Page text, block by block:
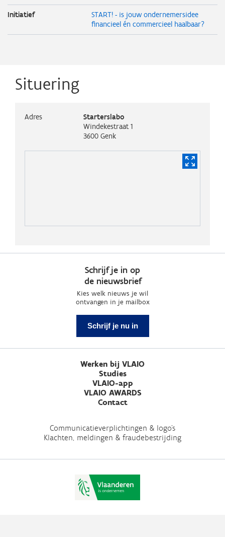
Initiatief
START! - is jouw ondernemersidee
financieel én commercieel haalbaar?
Situering
Adres
Starterslabo
Windekestraat 1
3600 Genk
Schrijf je in op
de nieuwsbrief
Kies welk nieuws je wil
ontvangen in je mailbox
Schrijf je nu in
Werken bij VLAIO
Studies
VLAIO-app
VLAIO AWARDS
Contact
Communicatieverplichtingen & logo's
Klachten, meldingen & fraudebestrijding